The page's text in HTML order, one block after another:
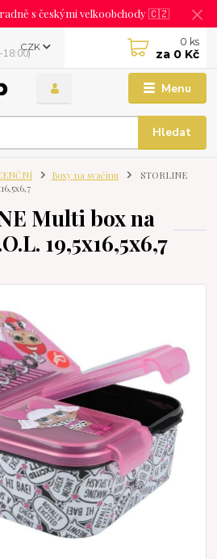
s českými velkoobchody 🇨🇿
Menu
CZK
Hledat
18:00)
0 ks
za 0 Kč
Boxy na svačinu
STORLINE
Multi box na
19,5x16,5x6,7